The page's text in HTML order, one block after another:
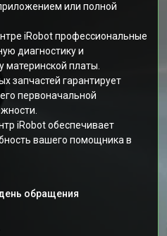
или полной
iRobot профессиональные
диагностику и
платы.
запчастей гарантирует
первоначальной
iRobot обеспечивает
вашего помощника в
обращения